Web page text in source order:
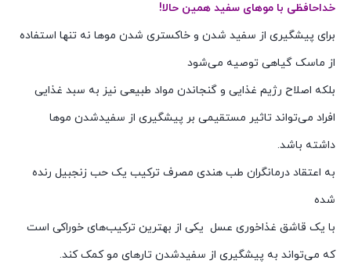
خداحافظی با موهای سفید همین حالا!
برای پیشگیری از سفید شدن و خاکستری شدن‌ موها نه تنها استفاده
از ماسک‌ گیاهی توصیه می‌شود
بلکه اصلاح رژیم غذایی و گنجاندن مواد طبیعی نیز به سبد غذایی
افراد می‌تواند تاثیر مستقیمی بر پیشگیری از سفیدشدن موها
داشته باشد.
به اعتقاد درمانگران طب هندی مصرف ترکیب یک حب زنجبیل رنده
شده
با یک قاشق غذاخوری عسل یکی از بهترین ترکیب‌های خوراکی است
که می‌تواند به پیشگیری از سفیدشدن تارهای مو کمک کند.